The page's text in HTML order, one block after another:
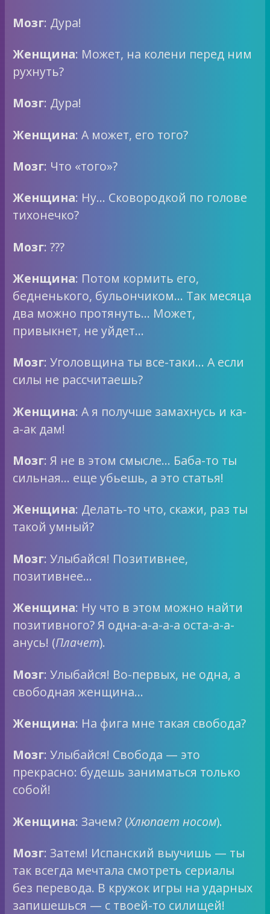
Мозг: Дура!
Женщина: Может, на колени перед ним
рухнуть?
Мозг: Дура!
Женщина: А может, его того?
Мозг: Что «того»?
Женщина: Ну… Сковородкой по голове
тихонечко?
Мозг: ???
Женщина: Потом кормить его,
бедненького, бульончиком… Так месяца
два можно протянуть… Может,
привыкнет, не уйдет…
Мозг: Уголовщина ты все-таки… А если
силы не рассчитаешь?
Женщина: А я получше замахнусь и ка-
а-ак дам!
Мозг: Я не в этом смысле… Баба-то ты
сильная… еще убьешь, а это статья!
Женщина: Делать-то что, скажи, раз ты
такой умный?
Мозг: Улыбайся! Позитивнее,
позитивнее…
Женщина: Ну что в этом можно найти
позитивного? Я одна-а-а-а-а оста-а-а-
анусь! (Плачет).
Мозг: Улыбайся! Во-первых, не одна, а
свободная женщина…
Женщина: На фига мне такая свобода?
Мозг: Улыбайся! Свобода — это
прекрасно: будешь заниматься только
собой!
Женщина: Зачем? (Хлюпает носом).
Мозг: Затем! Испанский выучишь — ты
так всегда мечтала смотреть сериалы
без перевода. В кружок игры на ударных
запишешься — с твоей-то силищей!